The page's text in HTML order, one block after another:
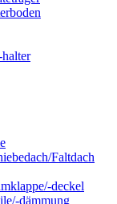
Faltdach
deckel
dämmung